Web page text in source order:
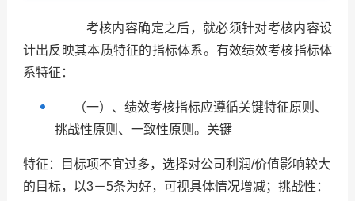
考核内容确定之后，就必须针对考核内容设
计出反映其本质特征的指标体系。有效绩效考核指标体
系特征：
（一）、 绩效考核指标应遵循关键特征原则、
挑战性原则、一致性原则。关键
特征：目标项不宜过多，选择对公司利润/价值影响较大
的目标，以3－5条为好，可视具体情况增减；挑战性：